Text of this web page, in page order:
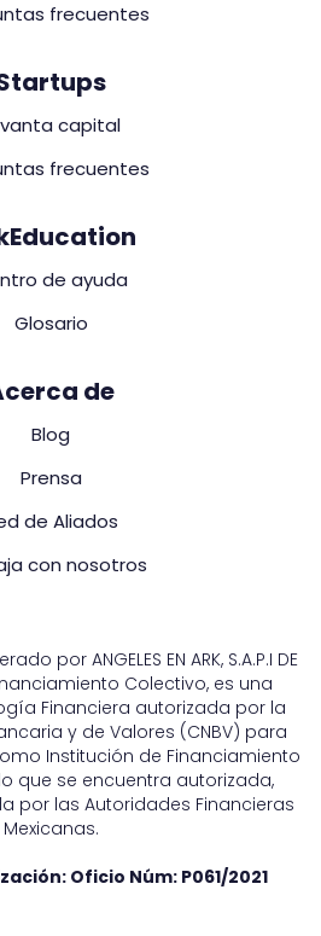
frecuentes
capital
frecuentes
de ayuda
Glosario
de
Blog
Prensa
de Aliados
con nosotros
por ANGELES EN ARK, S.A.P.I DE
Colectivo, es una
Financiera autorizada por la
y de Valores (CNBV) para
Institución de Financiamiento
que se encuentra autorizada,
por las Autoridades Financieras
Mexicanas.
Oficio Núm: P061/2021